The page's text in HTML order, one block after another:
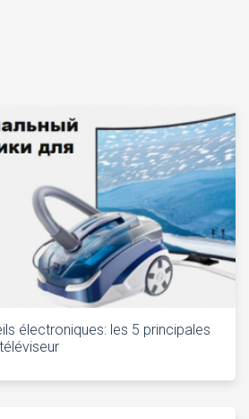
électroniques: les 5 principales